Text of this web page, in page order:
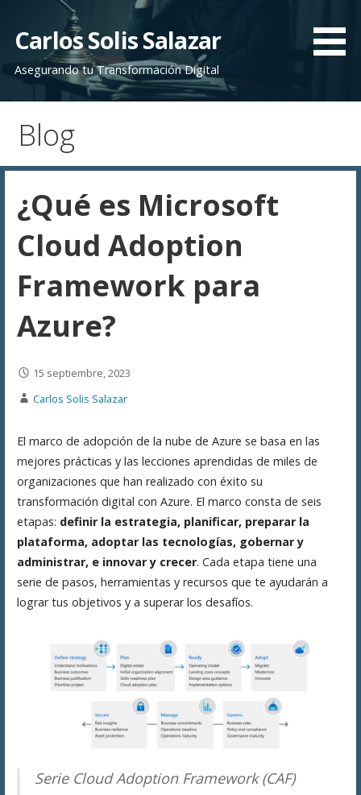
contenido
Carlos Solis Salazar
Asegurando tu Transformación Digital
Blog
¿Qué es Microsoft
Cloud Adoption
Framework para
Azure?
15 septiembre, 2023
Carlos Solis Salazar
El marco de adopción de la nube de Azure se basa en las
mejores prácticas y las lecciones aprendidas de miles de
organizaciones que han realizado con éxito su
transformación digital con Azure. El marco consta de seis
etapas: definir la estrategia, planificar, preparar la
plataforma, adoptar las tecnologías, gobernar y
administrar, e innovar y crecer. Cada etapa tiene una
serie de pasos, herramientas y recursos que te ayudarán a
lograr tus objetivos y a superar los desafíos.
Serie Cloud Adoption Framework (CAF)